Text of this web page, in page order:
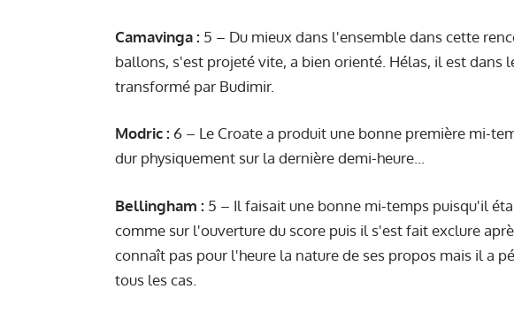
Camavinga : 5 – Du mieux dans l'ensemble dans cette
ballons, s'est projeté vite, a bien orienté. Hélas, il est dans
transformé par Budimir.
Modric : 6 – Le Croate a produit une bonne première mi-
dur physiquement sur la dernière demi-heure...
Bellingham : 5 – Il faisait une bonne mi-temps puisqu'il
comme sur l'ouverture du score puis il s'est fait exclure
connaît pas pour l'heure la nature de ses propos mais il a
tous les cas.